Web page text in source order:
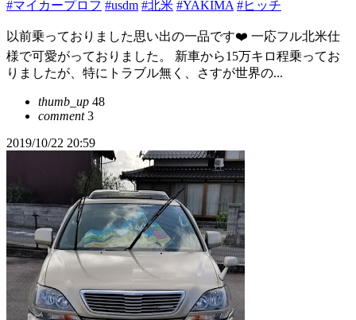
#マイカープロフ #usdm #北米 #YAKIMA #ヒッチ
以前乗っておりました思い出の一品です❤️ 一応フル北米仕
様で可愛がっておりました。 新車から15万キロ程乗ってお
りましたが、特にトラブル無く、さすが世界の...
thumb_up 48
comment3
2019/10/22 20:59